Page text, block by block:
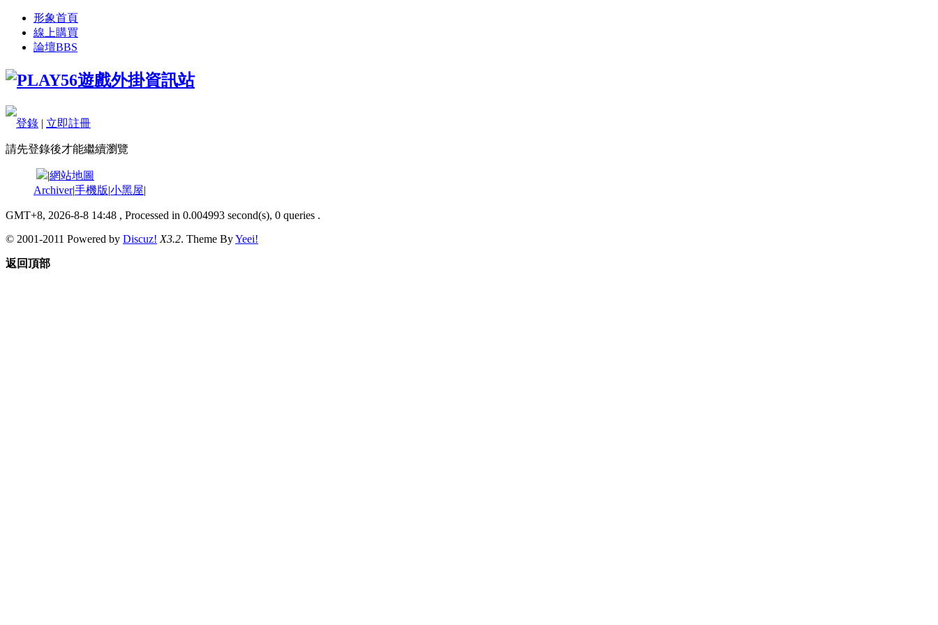
形象首頁
線上購買
論壇BBS
登錄 | 立即註冊
請先登錄後才能繼續瀏覽
|網站地圖
Archiver|手機版|小黑屋|
GMT+8, 2026-8-8 14:48 , Processed in 0.004993 second(s), 0 queries .
© 2001-2011 Powered by Discuz! X3.2. Theme ByYeei!
返回頂部